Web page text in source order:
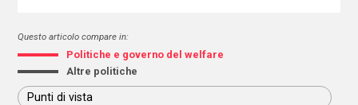
Questo articolo compare in:
Politiche e governo del welfare
Altre politiche
Punti di vista